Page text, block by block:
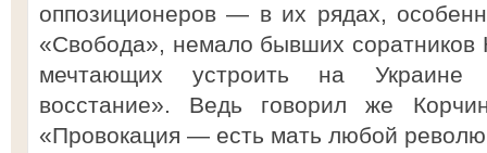
оппозиционеров — в их рядах,
«Свобода», немало бывших соратников
мечтающих устроить на Украине
восстание». Ведь говорил же
«Провокация — есть мать любой